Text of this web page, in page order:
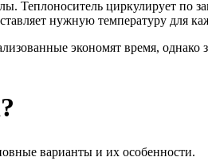
Теплоноситель циркулирует по
нужную температуру для
экономят время, однако
варианты и их особенности.